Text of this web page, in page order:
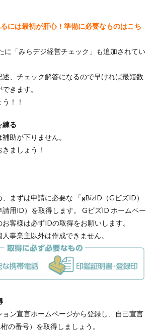
には最初が肝心！準備に必要なものはこち
に「みらデジ経営チェック」も追加されてい
、チェック解答になるので早ければ最短数
きます。
！！
る
助が下りません。
ましょう！
まずは申請に必要な 「gBizID（GビズID）
用ID）を取得します。 GビズID ホームペー
客様は必ずIDの取得をお願いします。
事業主以外は作成できません。
ョン宣言ホームページから登録し、自己宣言
の番号）を取得しましょう。